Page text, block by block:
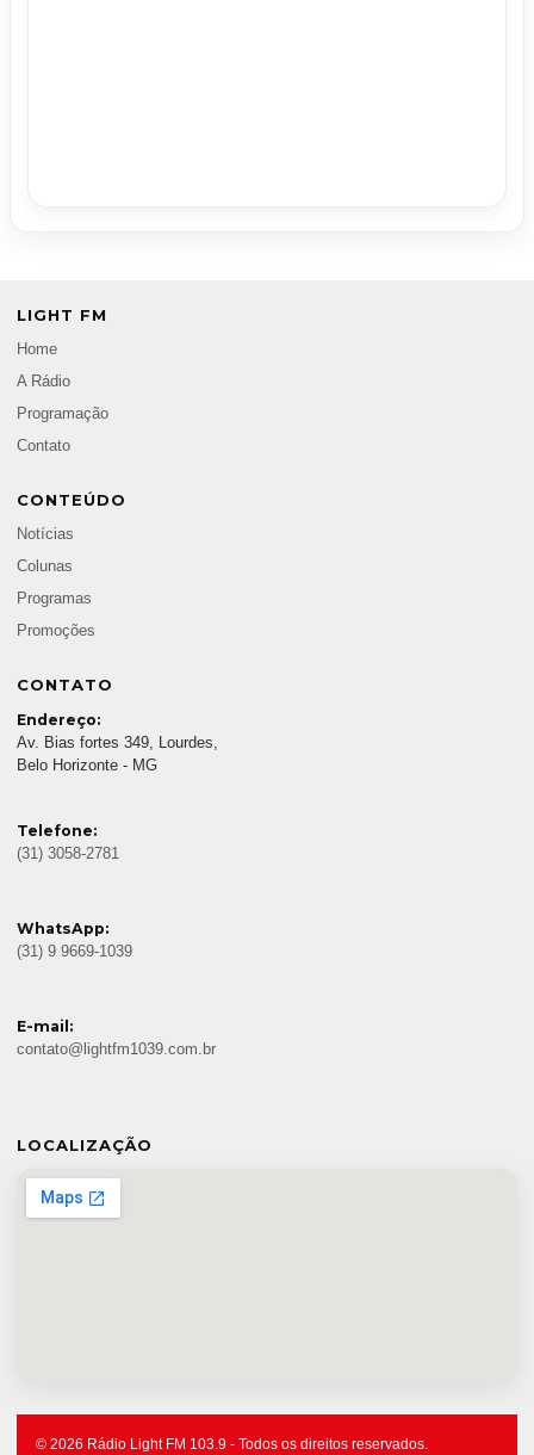
LIGHT FM
Home
A Rádio
Programação
Contato
CONTEÚDO
Notícias
Colunas
Programas
Promoções
CONTATO
Endereço:
Av. Bias fortes 349, Lourdes,
Belo Horizonte - MG
Telefone:
(31) 3058-2781
WhatsApp:
(31) 9 9669-1039
E-mail:
contato@lightfm1039.com.br
LOCALIZAÇÃO
© 2026 Rádio Light FM 103.9 - Todos os direitos reservados.